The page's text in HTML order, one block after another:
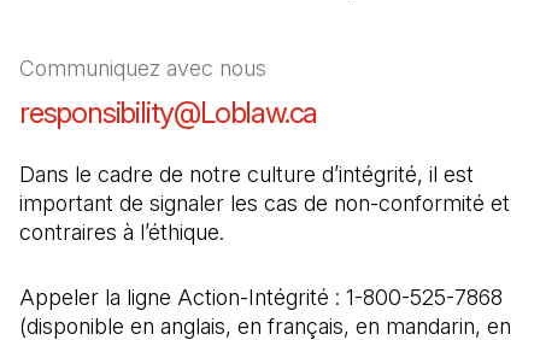
Communiquez avec nous
responsibility@Loblaw.ca
Dans le cadre de notre culture d’intégrité, il est
important de signaler les cas de non-conformité et
contraires à l’éthique.
Appeler la ligne Action-Intégrité : 1-800-525-7868
(disponible en anglais, en français, en mandarin, en